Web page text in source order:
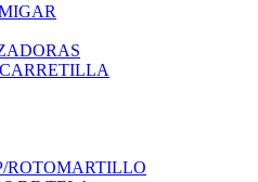
ROTOMARTILLO